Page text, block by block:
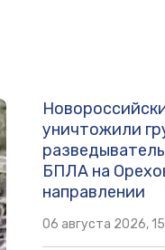
уничтожили
БПЛА на
направлении
06 августа 2026,